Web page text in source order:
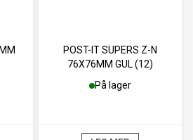
POST-IT SUPERS Z-N
76X76MM GUL (12)
På lager